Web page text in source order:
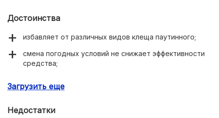
Достоинства
избавляет от различных видов клеща паутинного;
смена погодных условий не снижает эффективности
средства;
не вредит полезным насекомым.
Загрузить еще
Недостатки